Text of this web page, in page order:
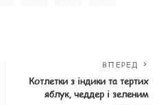
ВПЕРЕД
Котлетки з індики та тертих
яблук, чеддер і зеленим